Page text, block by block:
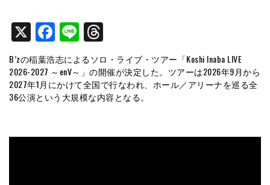
X Facebook
Line
B’zの稲葉浩志によるソロ・ライブ・ツアー「Koshi Inaba LIVE
2026-2027 ～enV～」の開催が決定した。ツアーは2026年9月から
2027年1月にかけて全国で行なわれ、ホール／アリーナを巡る全
36公演という大規模な内容となる。